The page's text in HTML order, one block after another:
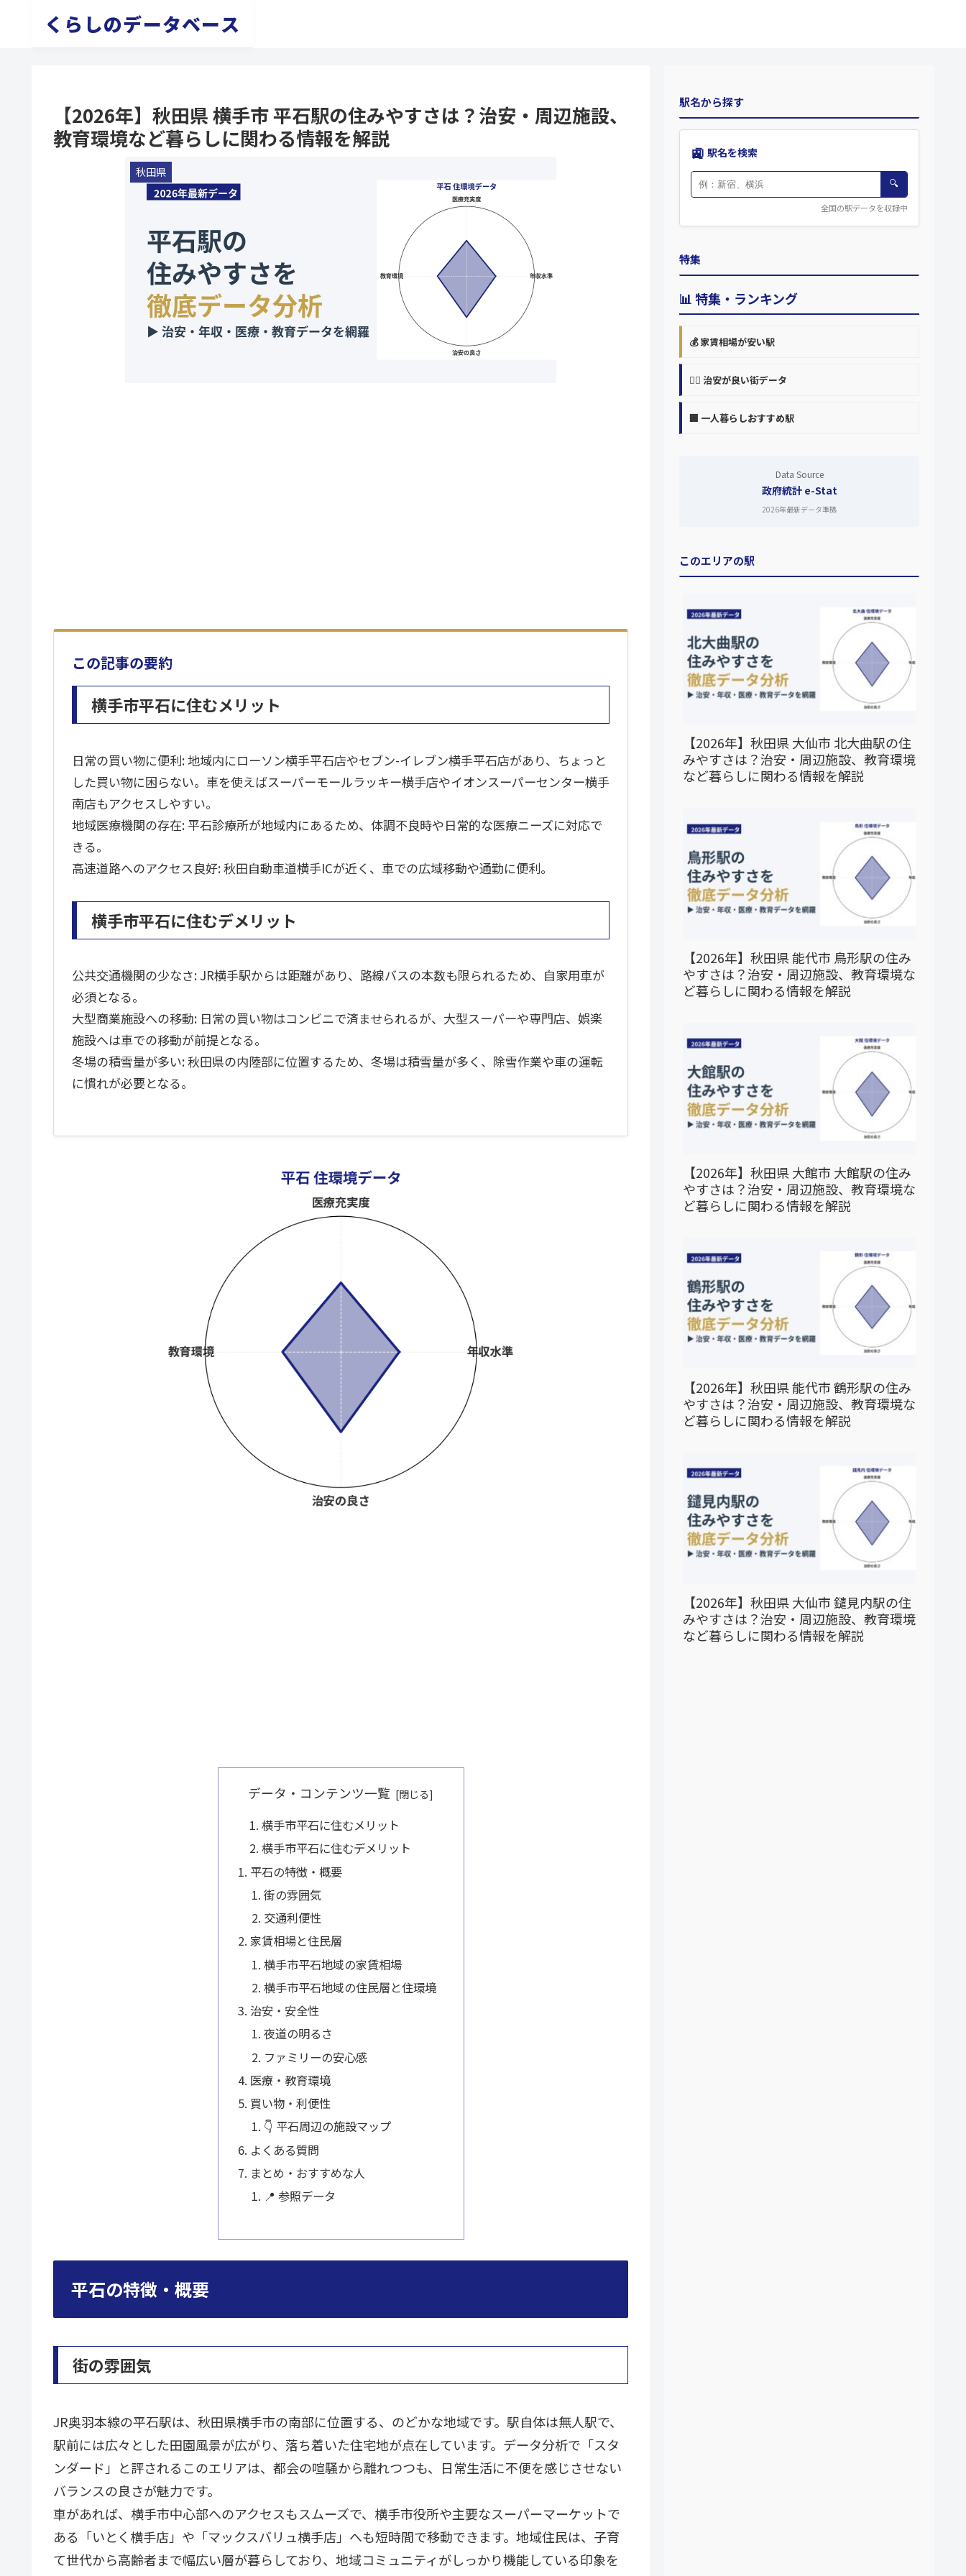
くらしのデータベース
【2026年】秋田県 横手市 平石駅の住みやすさは？治安・周辺施設、
教育環境など暮らしに関わる情報を解説
秋田県
この記事の要約
横手市平石に住むメリット
日常の買い物に便利: 地域内にローソン横手平石店やセブン-イレブン横手平石店があり、ちょっと
した買い物に困らない。車を使えばスーパーモールラッキー横手店やイオンスーパーセンター横手
南店もアクセスしやすい。
地域医療機関の存在: 平石診療所が地域内にあるため、体調不良時や日常的な医療ニーズに対応で
きる。
高速道路へのアクセス良好: 秋田自動車道横手ICが近く、車での広域移動や通勤に便利。
横手市平石に住むデメリット
公共交通機関の少なさ: JR横手駅からは距離があり、路線バスの本数も限られるため、自家用車が
必須となる。
大型商業施設への移動: 日常の買い物はコンビニで済ませられるが、大型スーパーや専門店、娯楽
施設へは車での移動が前提となる。
冬場の積雪量が多い: 秋田県の内陸部に位置するため、冬場は積雪量が多く、除雪作業や車の運転
に慣れが必要となる。
データ・コンテンツ一覧
横手市平石に住むメリット
横手市平石に住むデメリット
平石の特徴・概要
街の雰囲気
交通利便性
家賃相場と住民層
横手市平石地域の家賃相場
横手市平石地域の住民層と住環境
治安・安全性
夜道の明るさ
ファミリーの安心感
医療・教育環境
買い物・利便性
👇 平石周辺の施設マップ
よくある質問
まとめ・おすすめな人
📍 参照データ
平石の特徴・概要
街の雰囲気
JR奥羽本線の平石駅は、秋田県横手市の南部に位置する、のどかな地域です。駅自体は無人駅で、
駅前には広々とした田園風景が広がり、落ち着いた住宅地が点在しています。データ分析で「スタ
ンダード」と評されるこのエリアは、都会の喧騒から離れつつも、日常生活に不便を感じさせない
バランスの良さが魅力です。
車があれば、横手市中心部へのアクセスもスムーズで、横手市役所や主要なスーパーマーケットで
ある「いとく横手店」や「マックスバリュ横手店」へも短時間で移動できます。地域住民は、子育
て世代から高齢者まで幅広い層が暮らしており、地域コミュニティがしっかり機能している印象を
駅名から探す
🚉 駅名を検索
🔍
全国の駅データを収録中
特集
📊 特集・ランキング
💰 家賃相場が安い駅
👮‍♀️ 治安が良い街データ
🏢 一人暮らしおすすめ駅
Data Source
政府統計 e-Stat
2026年最新データ準拠
このエリアの駅
【2026年】秋田県 大仙市 北大曲駅の住
みやすさは？治安・周辺施設、教育環境
など暮らしに関わる情報を解説
【2026年】秋田県 能代市 鳥形駅の住み
やすさは？治安・周辺施設、教育環境な
ど暮らしに関わる情報を解説
【2026年】秋田県 大館市 大館駅の住み
やすさは？治安・周辺施設、教育環境な
ど暮らしに関わる情報を解説
【2026年】秋田県 能代市 鶴形駅の住み
やすさは？治安・周辺施設、教育環境な
ど暮らしに関わる情報を解説
【2026年】秋田県 大仙市 鑓見内駅の住
みやすさは？治安・周辺施設、教育環境
など暮らしに関わる情報を解説